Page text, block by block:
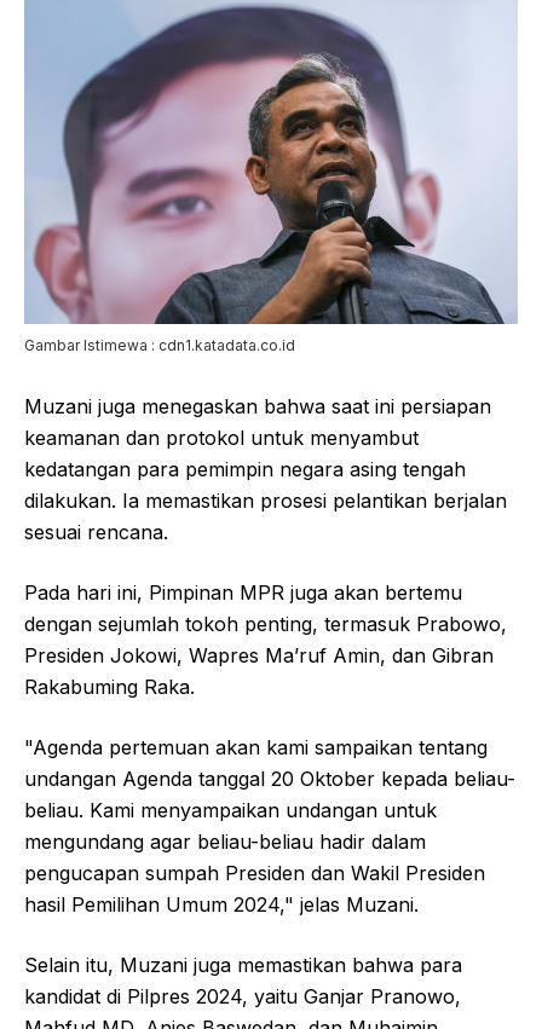
Gambar Istimewa : cdn1.katadata.co.id
Muzani juga menegaskan bahwa saat ini persiapan
keamanan dan protokol untuk menyambut
kedatangan para pemimpin negara asing tengah
dilakukan. Ia memastikan prosesi pelantikan berjalan
sesuai rencana.
Pada hari ini, Pimpinan MPR juga akan bertemu
dengan sejumlah tokoh penting, termasuk Prabowo,
Presiden Jokowi, Wapres Ma’ruf Amin, dan Gibran
Rakabuming Raka.
"Agenda pertemuan akan kami sampaikan tentang
undangan Agenda tanggal 20 Oktober kepada beliau-
beliau. Kami menyampaikan undangan untuk
mengundang agar beliau-beliau hadir dalam
pengucapan sumpah Presiden dan Wakil Presiden
hasil Pemilihan Umum 2024," jelas Muzani.
Selain itu, Muzani juga memastikan bahwa para
kandidat di Pilpres 2024, yaitu Ganjar Pranowo,